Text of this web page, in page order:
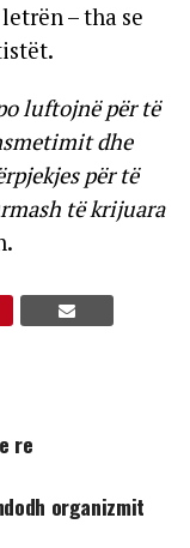
– tha se
luftojnë për të
dhe
për të
të krijuara
re
organizmit